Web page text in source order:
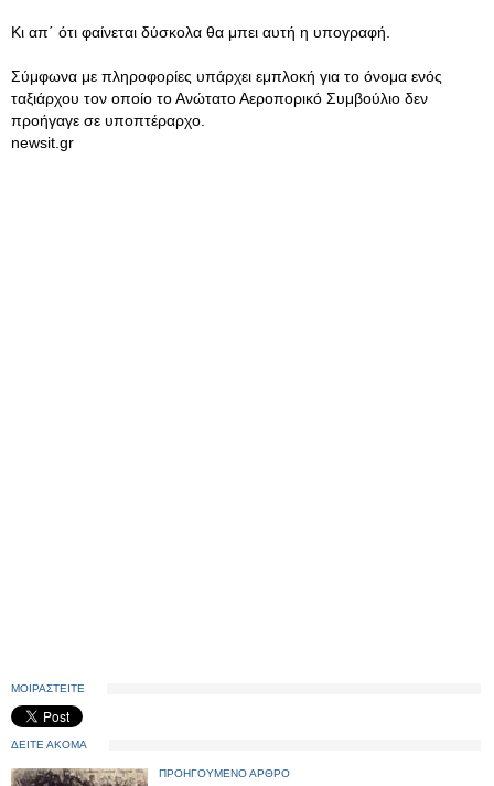
Κι απ΄ ότι φαίνεται δύσκολα θα μπει αυτή η υπογραφή.
Σύμφωνα με πληροφορίες υπάρχει εμπλοκή για το όνομα ενός
ταξιάρχου τον οποίο το Ανώτατο Αεροπορικό Συμβούλιο δεν
προήγαγε σε υποπτέραρχο.
newsit.gr
ΜΟΙΡΑΣΤΕΙΤΕ
ΔΕΙΤΕ ΑΚΟΜΑ
ΠΡΟΗΓΟΥΜΕΝΟ ΑΡΘΡΟ